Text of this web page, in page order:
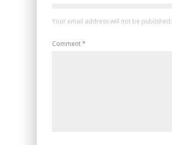
Your email address will not be published.
Comment*